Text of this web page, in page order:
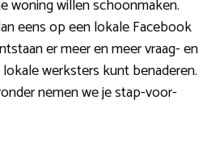
woning willen schoonmaken.
eens op een lokale Facebook
er meer en meer vraag- en
werksters kunt benaderen.
nemen we je stap-voor-